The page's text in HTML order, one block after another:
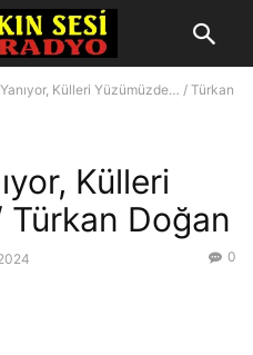
Külleri Yüzümüzde… / Türkan
Külleri
Doğan
0